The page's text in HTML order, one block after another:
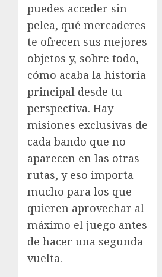
puedes acceder sin
pelea, qué mercaderes
te ofrecen sus mejores
objetos y, sobre todo,
cómo acaba la historia
principal desde tu
perspectiva. Hay
misiones exclusivas de
cada bando que no
aparecen en las otras
rutas, y eso importa
mucho para los que
quieren aprovechar al
máximo el juego antes
de hacer una segunda
vuelta.